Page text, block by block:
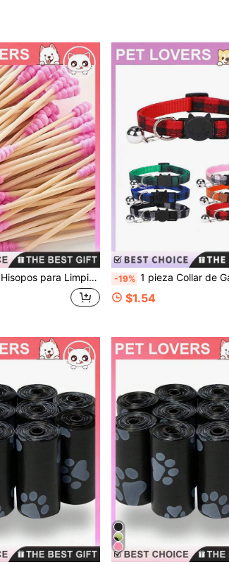
Hisopos para Limpiar Orejas de Perro - 200/100 piezas, Palitos para Eliminar Cera de Oreja de Mascota, Limpiador de Punta Grande, Adecuado para la Salud y el Cuidado de las Orejas de Perro -19% 1 pieza Collar de Gato a Cuadros Elegante - Ajustable Cómodo Duradero Accesorio de Moda para Mascotas, Collar de Gato a Cuadros Británico,
$1.54